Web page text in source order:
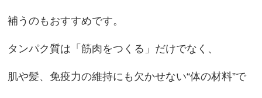
補うのもおすすめです。
タンパク質は「筋肉をつくる」だけでなく、
肌や髪、免疫力の維持にも欠かせない“体の材料”で